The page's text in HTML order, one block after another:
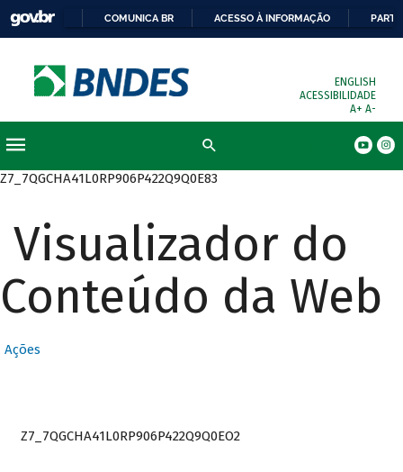
COMUNICA BR ACESSO À INFORMAÇÃO
ENGLISH
ACESSIBILIDADE
A+ A-
Z7_7QGCHA41L0RP906P422Q9Q0E83
Visualizador do
Conteúdo da Web
Ações
Z7_7QGCHA41L0RP906P422Q9Q0EO2